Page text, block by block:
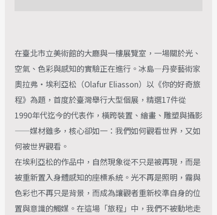
在臺北市立美術館的大廳與一樓展覽室，一場關於光、
空氣、色彩與感知的實驗正在進行。冰島—丹麥藝術家
奧拉弗・埃利亞松（Olafur Eliasson）以《你的好奇旅
程》為題，首度於臺灣舉行大型個展，精選17件從
1990年代迄今的代表作，橫跨裝置、繪畫、雕塑與攝影
——媒材雖多，核心卻如一：我們如何觀看世界，又如
何被世界觀看。
在埃利亞松的作品中，自然現象從不只是被再現，而是
被重新置入身體感知的座標系統。光不再是照明，霧與
色彩也不再只是背景，而成為讓觀者重新校準自身的位
置與意識的觸媒。在這場「旅程」中，我們不被動地走